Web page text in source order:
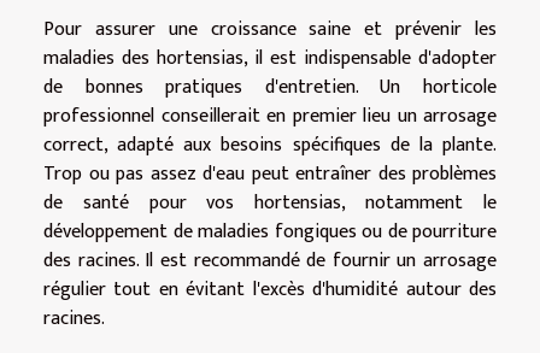
Pour assurer une croissance saine et prévenir les
maladies des hortensias, il est indispensable d'adopter
de bonnes pratiques d'entretien. Un horticole
professionnel conseillerait en premier lieu un arrosage
correct, adapté aux besoins spécifiques de la plante.
Trop ou pas assez d'eau peut entraîner des problèmes
de santé pour vos hortensias, notamment le
développement de maladies fongiques ou de pourriture
des racines. Il est recommandé de fournir un arrosage
régulier tout en évitant l'excès d'humidité autour des
racines.